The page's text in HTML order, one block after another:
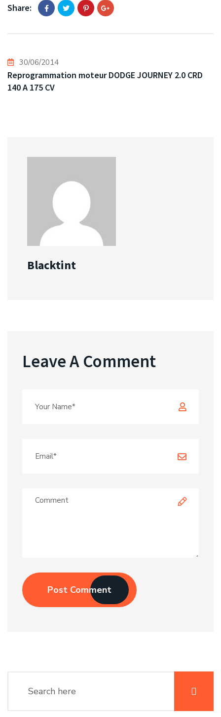
Share:
30/06/2014
Reprogrammation moteur DODGE JOURNEY 2.0 CRD
140 A 175 CV
Blacktint
Leave A Comment
Post Comment